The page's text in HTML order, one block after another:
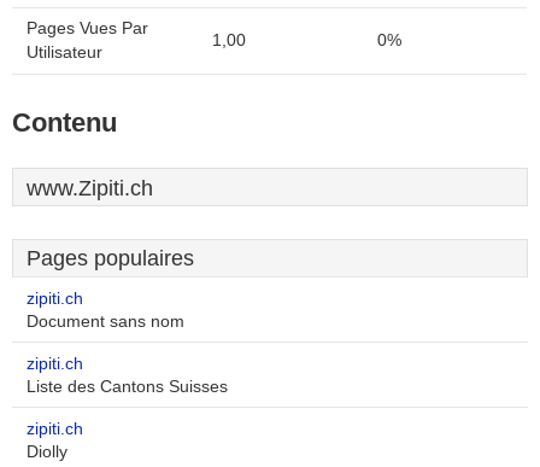
Pages Vues Par
Utilisateur
1,00 0%
Contenu
www.Zipiti.ch
Pages populaires
zipiti.ch
Document sans nom
zipiti.ch
Liste des Cantons Suisses
zipiti.ch
Diolly